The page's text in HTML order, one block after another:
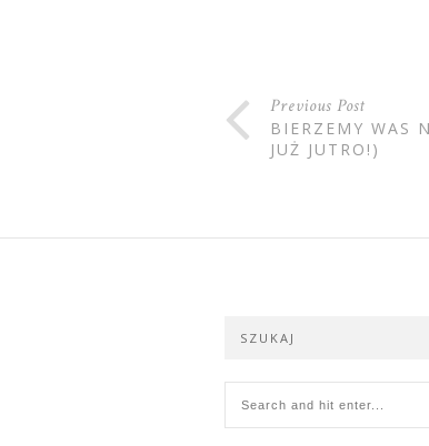
Previous Post
BIERZEMY WAS
JUŻ JUTRO!)
SZUKAJ